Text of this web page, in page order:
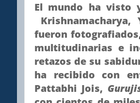
El mundo ha visto
Krishnamacharya,
fueron
multitudinarias e
retazos de su
ha recibido con
Pattabhi Jois,